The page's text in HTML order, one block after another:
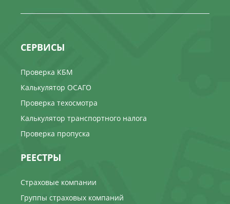
СЕРВИСЫ
Проверка КБМ
Калькулятор ОСАГО
Проверка техосмотра
Калькулятор транспортного налога
Проверка пропуска
РЕЕСТРЫ
Страховые компании
Группы страховых компаний